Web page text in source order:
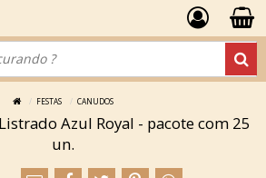
FESTAS CANUDOS
Azul Royal - pacote com 25
un.